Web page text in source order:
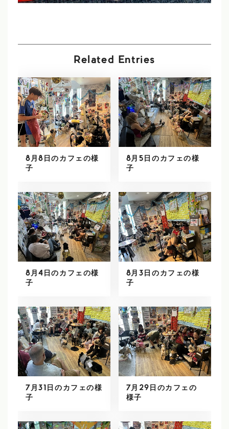
Related Entries
8月8日のカフェの様
子
8月5日のカフェの様
子
8月4日のカフェの様
子
8月3日のカフェの様
子
7月31日のカフェの様
子
7月29日のカフェの
様子